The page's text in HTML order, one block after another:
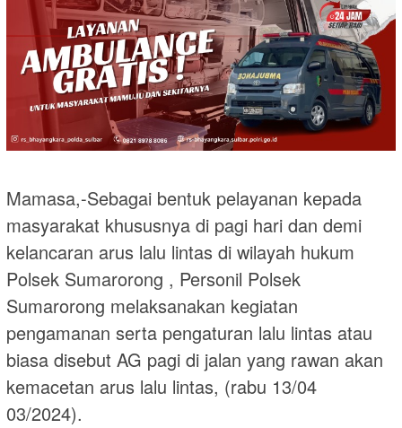
Mamasa,-Sebagai bentuk pelayanan kepada
masyarakat khususnya di pagi hari dan demi
kelancaran arus lalu lintas di wilayah hukum
Polsek Sumarorong , Personil Polsek
Sumarorong melaksanakan kegiatan
pengamanan serta pengaturan lalu lintas atau
biasa disebut AG pagi di jalan yang rawan akan
kemacetan arus lalu lintas, (rabu 13/04
03/2024).